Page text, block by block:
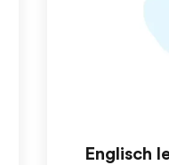
Englisch